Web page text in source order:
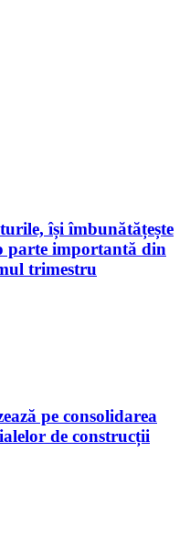
își îmbunătățește
parte importantă din
trimestru
pe consolidarea
de construcții